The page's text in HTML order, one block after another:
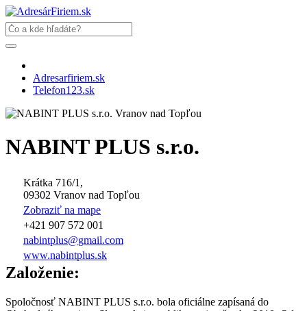
Adresarfiriem.sk
Telefon123.sk
NABINT PLUS s.r.o.
Krátka 716/1,
09302 Vranov nad Topľou
Zobraziť na mape
+421 907 572 001
nabintplus@gmail.com
www.nabintplus.sk
Založenie:
Spoločnosť NABINT PLUS s.r.o. bola oficiálne zapísaná do